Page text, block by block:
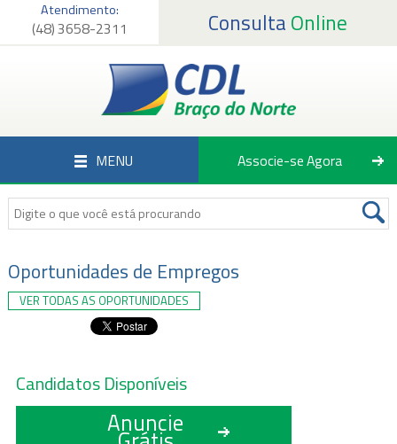
Página Inicial
Empregos
Notícias
Fale Conosco
Associe-se Agora
Atendimento:
(48) 3658-2311 Consulta Online
MENU Associe-se Agora
Oportunidades de Empregos
VER TODAS AS OPORTUNIDADES
Candidatos Disponíveis
Anuncie